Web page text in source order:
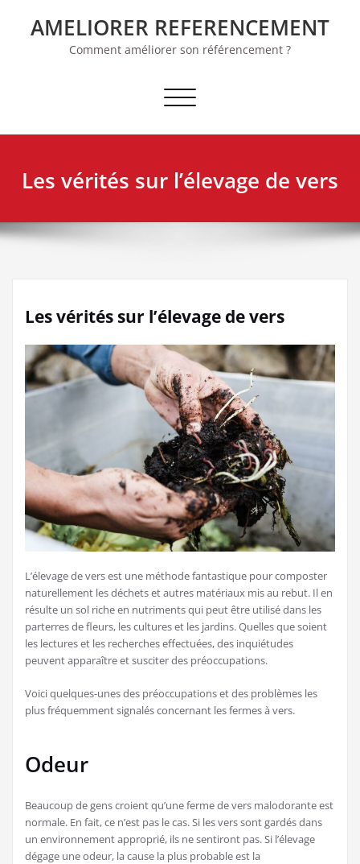
AMELIORER REFERENCEMENT
Comment améliorer son référencement ?
Afficher/masquer la navigation
Les vérités sur l’élevage de vers
Les vérités sur l’élevage de vers
L’élevage de vers est une méthode fantastique pour composter
naturellement les déchets et autres matériaux mis au rebut. Il en
résulte un sol riche en nutriments qui peut être utilisé dans les
parterres de fleurs, les cultures et les jardins. Quelles que soient
les lectures et les recherches effectuées, des inquiétudes
peuvent apparaître et susciter des préoccupations.
Voici quelques-unes des préoccupations et des problèmes les
plus fréquemment signalés concernant les fermes à vers.
Odeur
Beaucoup de gens croient qu’une ferme de vers malodorante est
normale. En fait, ce n’est pas le cas. Si les vers sont gardés dans
un environnement approprié, ils ne sentiront pas. Si l’élevage
dégage une odeur, la cause la plus probable est la